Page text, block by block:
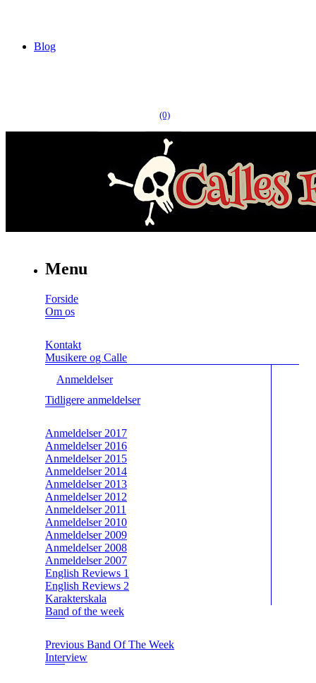
Blog
(0)
Menu
Forside
Om os
Kontakt
Musikere og Calle
Anmeldelser
Tidligere anmeldelser
Anmeldelser 2017
Anmeldelser 2016
Anmeldelser 2015
Anmeldelser 2014
Anmeldelser 2013
Anmeldelser 2012
Anmeldelser 2011
Anmeldelser 2010
Anmeldelser 2009
Anmeldelser 2008
Anmeldelser 2007
English Reviews 1
English Reviews 2
Karakterskala
Band of the week
Previous Band Of The Week
Interview